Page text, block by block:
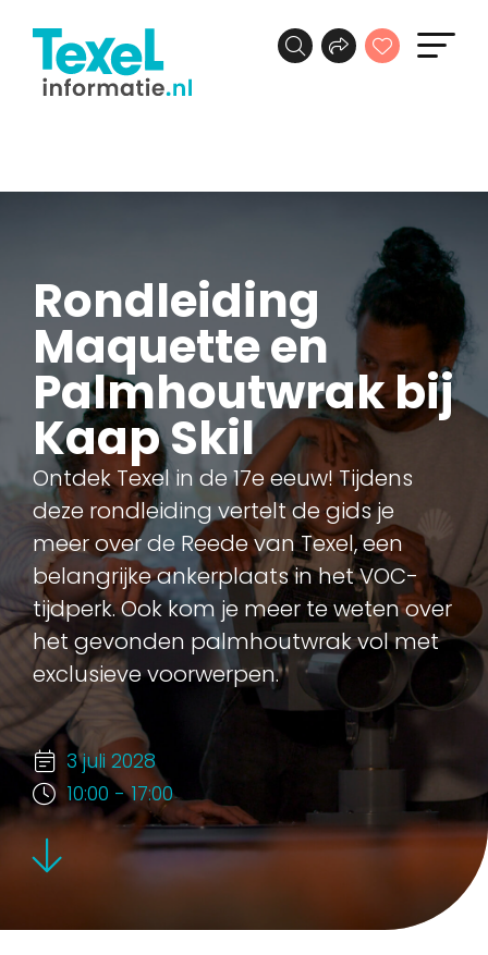
Rondleiding
Maquette en
Palmhoutwrak bij
Kaap Skil
Ontdek Texel in de 17e eeuw! Tijdens
deze rondleiding vertelt de gids je
meer over de Reede van Texel, een
belangrijke ankerplaats in het VOC-
tijdperk. Ook kom je meer te weten over
het gevonden palmhoutwrak vol met
exclusieve voorwerpen.
3 juli 2028
10:00 - 17:00